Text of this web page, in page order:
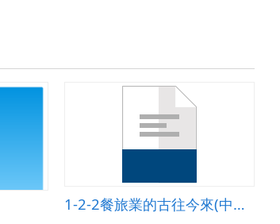
1-2-2餐旅業的古往今來(中國篇)